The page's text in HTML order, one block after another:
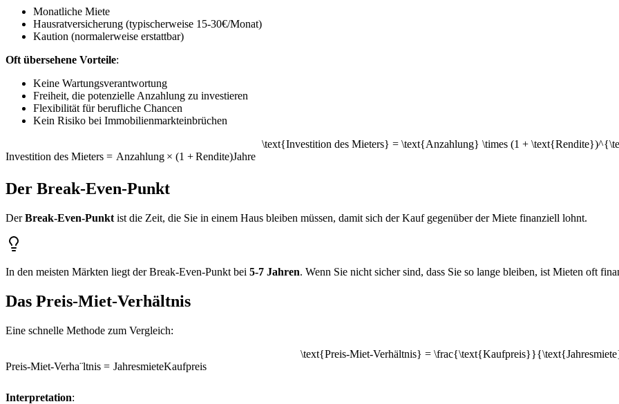
Monatliche Miete
Hausratversicherung (typischerweise 15-30€/Monat)
Kaution (normalerweise erstattbar)
Oft übersehene Vorteile:
Keine Wartungsverantwortung
Freiheit, die potenzielle Anzahlung zu investieren
Flexibilität für berufliche Chancen
Kein Risiko bei Immobilienmarkteinbrüchen
\text{Investition des Mieters} = \text{Anzahlung} \times (1 +
Investition des Mieters = Anzahlung × (1 + Rendite)Jahre
Der Break-Even-Punkt
DerBreak-Even-Punkt ist die Zeit, die Sie in einem Haus bleiben müssen, damit sich der Kauf gegenüber der Miete finanziell lohnt.
In den meisten Märkten liegt der Break-Even-Punkt bei 5-7 Jahren. Wenn Sie nicht sicher sind, dass Sie so lange bleiben, ist Mieten oft
Das Preis-Miet-Verhältnis
Eine schnelle Methode zum Vergleich:
\text{Preis-Miet-Verhältnis} =
Preis-Miet-Verha¨ltnis = JahresmieteKaufpreis
Interpretation: